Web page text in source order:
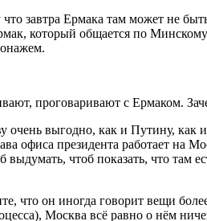
завтра Ермака там может не
который общается по
проговаривают с Ермаком.
очень выгодно, как и Путину,
президента работает на
чтоб показать, что там
он иногда говорит вещи
Москва всё равно о нём